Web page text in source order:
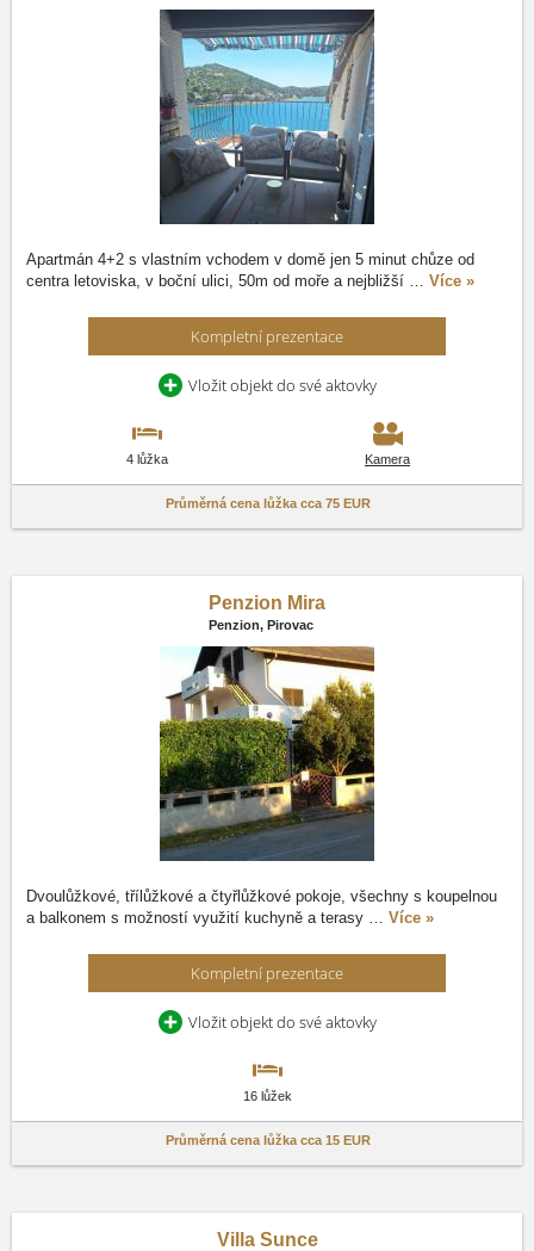
Apartmán 4+2 s vlastním vchodem v domě jen 5 minut chůze od
centra letoviska, v boční ulici, 50m od moře a nejbližší … Více »
Kompletní prezentace
Vložit objekt do své aktovky
4 lůžka Kamera
Průměrná cena lůžka cca 75 EUR
Penzion Mira
Penzion, Pirovac
Dvoulůžkové, třílůžkové a čtyřlůžkové pokoje, všechny s koupelnou
a balkonem s možností využití kuchyně a terasy … Více »
Kompletní prezentace
Vložit objekt do své aktovky
16 lůžek
Průměrná cena lůžka cca 15 EUR
Villa Sunce